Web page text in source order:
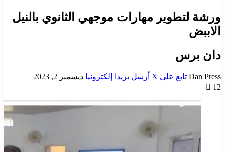
ورشة لتطوير مهارات موجهي الثانوي بالنيل
الاببض
دان برس
Dan Press تابع على X أرسل بريدا إلكترونيا ديسمبر 2, 2023
12